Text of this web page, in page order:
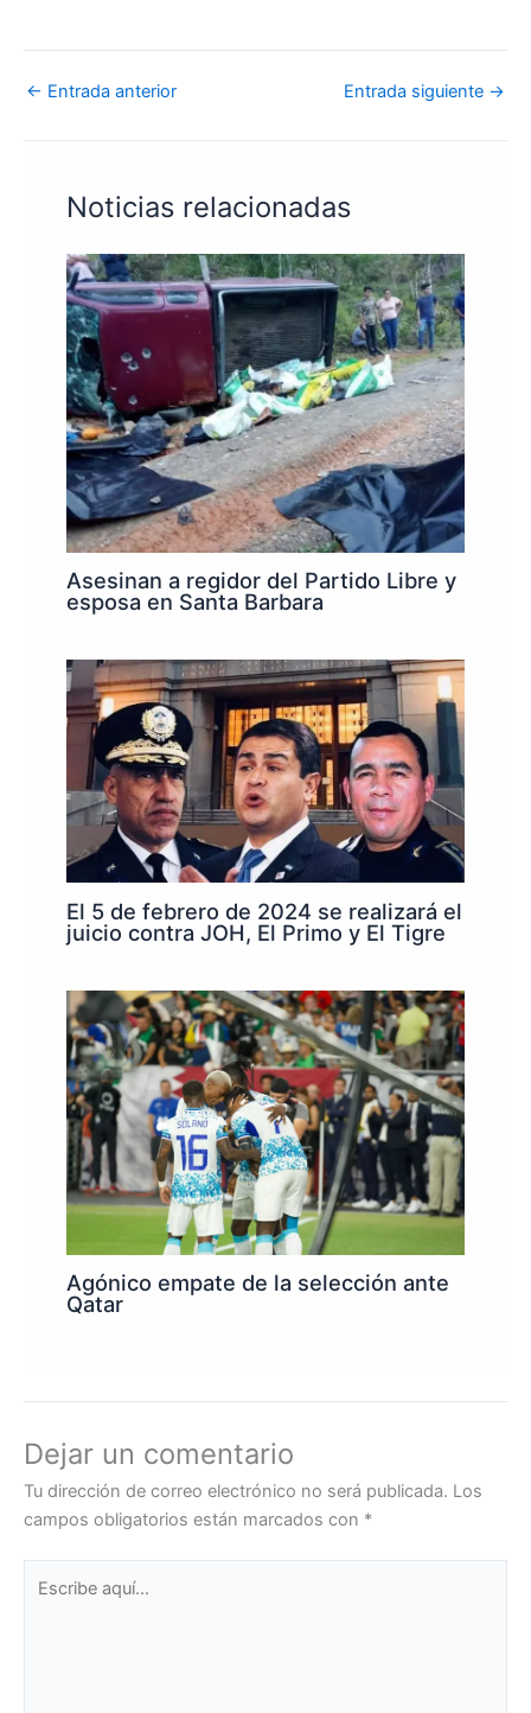
← Entrada anterior Entrada siguiente →
Noticias relacionadas
Asesinan a regidor del Partido Libre y
esposa en Santa Barbara
El 5 de febrero de 2024 se realizará el
juicio contra JOH, El Primo y El Tigre
Agónico empate de la selección ante
Qatar
Dejar un comentario
Tu dirección de correo electrónico no será publicada. Los
campos obligatorios están marcados con *
aquí...